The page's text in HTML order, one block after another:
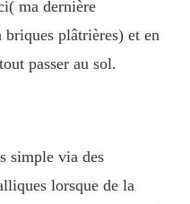
ma dernière
plâtrières) et en
passer au sol.
simple via des
lorsque de la